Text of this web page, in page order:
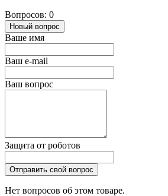
Вопросов: 0
Новый вопрос
Ваше имя
Ваш e-mail
Ваш вопрос
Защита от роботов
Отправить свой вопрос
Нет вопросов об этом товаре.